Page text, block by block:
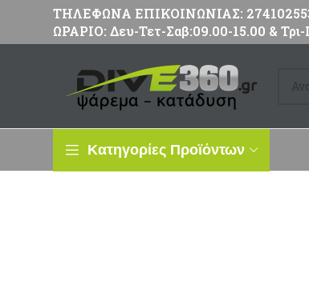
ΤΗΛΕΦΩΝΑ ΕΠΙΚΟΙΝΩΝΙΑΣ:
ΩΡΑΡΙΟ: Δευ-Τετ-Σαβ:09.00-15.00 &
Κατηγορίες Προϊόντων